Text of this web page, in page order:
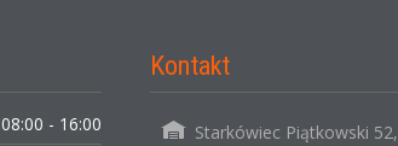
08:00 - 16:00
Kontakt
Starkówiec Piątkowski 52,